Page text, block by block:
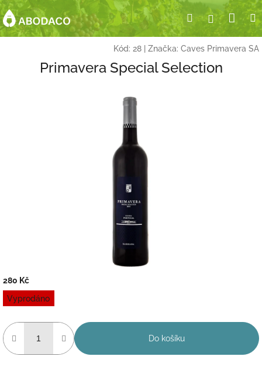
Přejít
na
obsah
HledatPřihlášení
Kód: 28 Značka: Caves Primavera SA
Primavera Special Selection
280 Kč
Měrná
cena:
Vyprodáno
Do košíku